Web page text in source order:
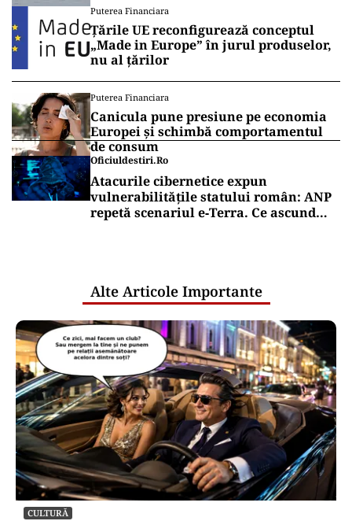
Puterea Financiara
Țările UE reconfigurează conceptul
„Made in Europe” în jurul produselor,
nu al țărilor
Puterea Financiara
Canicula pune presiune pe economia
Europei și schimbă comportamentul
de consum
Oficiuldestiri.ro
Atacurile cibernetice expun
vulnerabilitățile statului român: ANP
repetă scenariul e‑Terra. Ce ascund
Alte Articole Importante
CULTURĂ